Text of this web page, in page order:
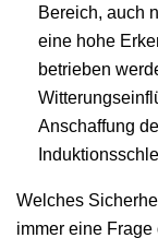
Bereich, auch
eine hohe
betrieben
Anschaffung
Welches
immer eine